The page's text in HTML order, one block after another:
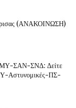
(ΑΝΑΚΟΙΝΩΣΗ)
ΣΑΝ-ΣΝΔ: Δείτε
Αστυνομικές-ΠΣ-